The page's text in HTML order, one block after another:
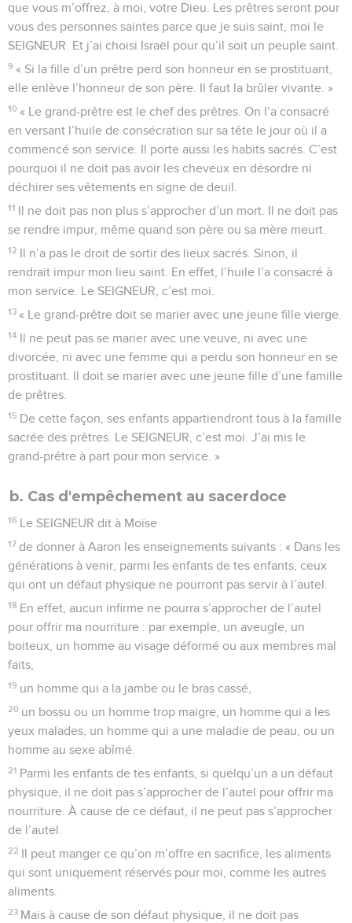
que vous m’offrez, à moi, votre Dieu. Les prêtres seront pour
vous des personnes saintes parce que je suis saint, moi le
SEIGNEUR. Et j’ai choisi Israël pour qu’il soit un peuple saint.
9 « Si la fille d’un prêtre perd son honneur en se prostituant,
elle enlève l’honneur de son père. Il faut la brûler vivante. »
10 « Le grand-prêtre est le chef des prêtres. On l’a consacré
en versant l’huile de consécration sur sa tête le jour où il a
commencé son service. Il porte aussi les habits sacrés. C’est
pourquoi il ne doit pas avoir les cheveux en désordre ni
déchirer ses vêtements en signe de deuil.
11 Il ne doit pas non plus s’approcher d’un mort. Il ne doit pas
se rendre impur, même quand son père ou sa mère meurt.
12 Il n’a pas le droit de sortir des lieux sacrés. Sinon, il
rendrait impur mon lieu saint. En effet, l’huile l’a consacré à
mon service. Le SEIGNEUR, c’est moi.
13 « Le grand-prêtre doit se marier avec une jeune fille vierge.
14 Il ne peut pas se marier avec une veuve, ni avec une
divorcée, ni avec une femme qui a perdu son honneur en se
prostituant. Il doit se marier avec une jeune fille d’une famille
de prêtres.
15 De cette façon, ses enfants appartiendront tous à la famille
sacrée des prêtres. Le SEIGNEUR, c’est moi. J’ai mis le
grand-prêtre à part pour mon service. »
b. Cas d'empêchement au sacerdoce
16 Le SEIGNEUR dit à Moïse
17 de donner à Aaron les enseignements suivants : « Dans les
générations à venir, parmi les enfants de tes enfants, ceux
qui ont un défaut physique ne pourront pas servir à l’autel.
18 En effet, aucun infirme ne pourra s’approcher de l’autel
pour offrir ma nourriture : par exemple, un aveugle, un
boiteux, un homme au visage déformé ou aux membres mal
faits,
19 un homme qui a la jambe ou le bras cassé,
20 un bossu ou un homme trop maigre, un homme qui a les
yeux malades, un homme qui a une maladie de peau, ou un
homme au sexe abîmé.
21 Parmi les enfants de tes enfants, si quelqu’un a un défaut
physique, il ne doit pas s’approcher de l’autel pour offrir ma
nourriture. À cause de ce défaut, il ne peut pas s’approcher
de l’autel.
22 Il peut manger ce qu’on m’offre en sacrifice, les aliments
qui sont uniquement réservés pour moi, comme les autres
aliments.
23 Mais à cause de son défaut physique, il ne doit pas